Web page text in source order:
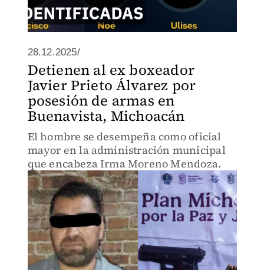
28.12.2025/
Detienen al ex boxeador
Javier Prieto Álvarez por
posesión de armas en
Buenavista, Michoacán
El hombre se desempeña como oficial
mayor en la administración municipal
que encabeza Irma Moreno Mendoza.